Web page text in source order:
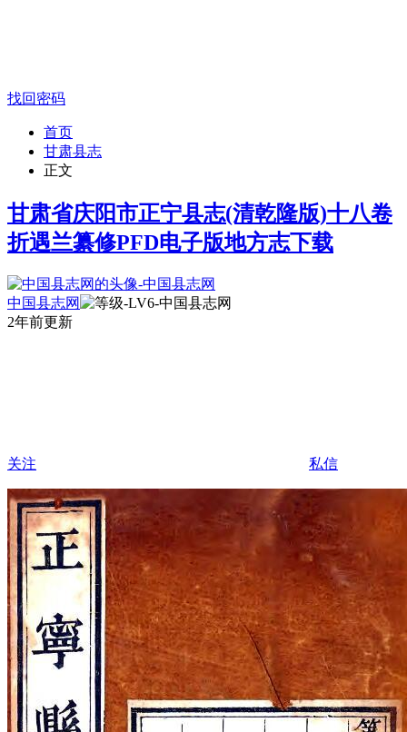
找回密码
首页
甘肃县志
正文
甘肃省庆阳市正宁县志(清乾隆版)十八卷
折遇兰纂修PFD电子版地方志下载
中国县志网
2年前更新
关注 私信